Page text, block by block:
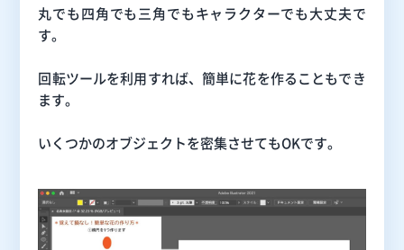
丸でも四角でも三角でもキャラクターでも大丈夫で
す。
回転ツールを利用すれば、簡単に花を作ることもでき
ます。
いくつかのオブジェクトを密集させてもOKです。